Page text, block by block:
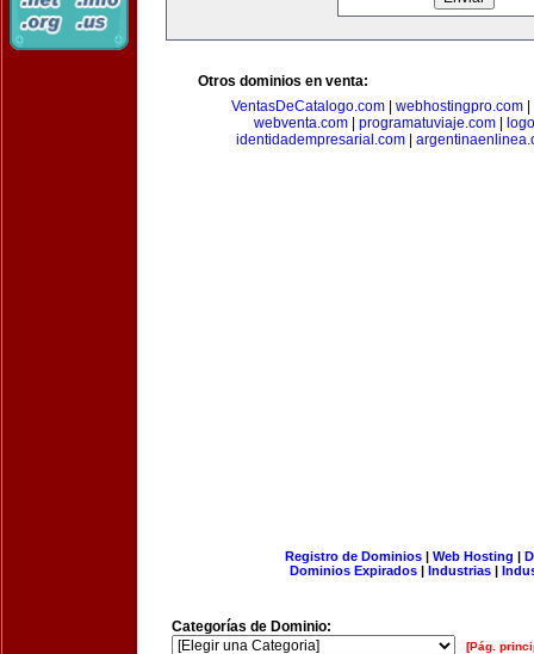
Otros dominios en venta:
VentasDeCatalogo.com| webhostingpro.com|
webventa.com
programatuviaje.com
identidadempresarial.com
Registro de Dominios| Web Hosting |
Dominios Expirados | Industrias |
Categorías de Dominio:
[Pág.